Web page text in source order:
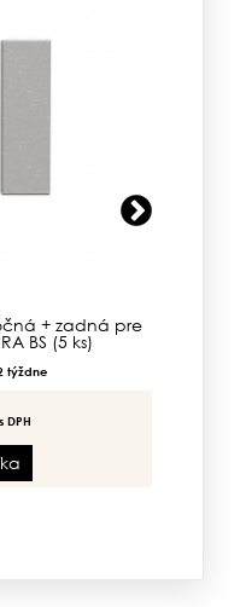
+ zadná pre
BS (5 ks)
týždne
s DPH